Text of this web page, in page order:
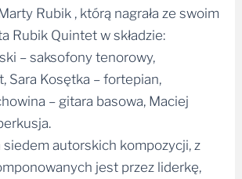
Rubik , którą nagrała ze swoim
Rubik Quintet w składzie:
– saksofony tenorowy,
Sara Kosętka – fortepian,
– gitara basowa, Maciej
siedem autorskich kompozycji, z
jest przez liderkę,